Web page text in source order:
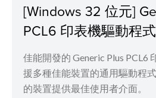
[Windows 32 位元]
PCL6 印表機驅動程
佳能開發的 Generic Plus PCL6
援多種佳能裝置的通用驅動程
的裝置提供最佳使用者介面。